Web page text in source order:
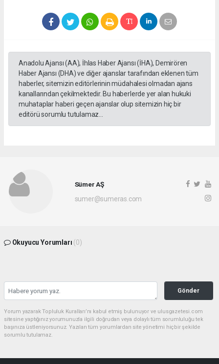
Anadolu Ajansı (AA), İhlas Haber Ajansı (İHA), Demirören
Haber Ajansı (DHA) ve diğer ajanslar tarafından eklenen tüm
haberler, sitemizin editörlerinin müdahalesi olmadan ajans
kanallarından çekilmektedir. Bu haberlerde yer alan hukuki
muhataplar haberi geçen ajanslar olup sitemizin hiç bir
editörü sorumlu tutulamaz...
Sümer AŞ
sumer@sumeras.com
Okuyucu Yorumları (0)
Gönder
Yorum yazarak Topluluk Kuralları’nı kabul etmiş bulunuyor ve ulusgazetesi.com
sitesine yaptığınız yorumunuzla ilgili doğrudan veya dolaylı tüm sorumluluğu tek
başınıza üstleniyorsunuz. Yazılan tüm yorumlardan site yönetimi hiçbir şekilde
sorumlu tutulamaz.